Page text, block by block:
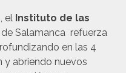
el Instituto de las
Salamanca refuerza
en las 4
y abriendo nuevos